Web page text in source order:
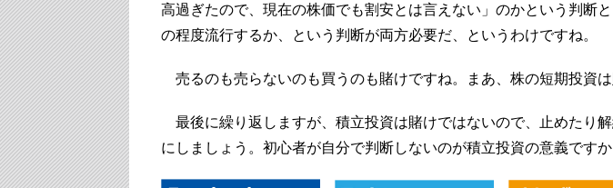
高過ぎたので、現在の株価でも割安とは言えない」のかという判断
の程度流行するか、という判断が両方必要だ、というわけですね。
売るのも売らないのも買うのも賭けですね。まあ、株の短期投資は
最後に繰り返しますが、積立投資は賭けではないので、止めたり
にしましょう。初心者が自分で判断しないのが積立投資の意義ですか